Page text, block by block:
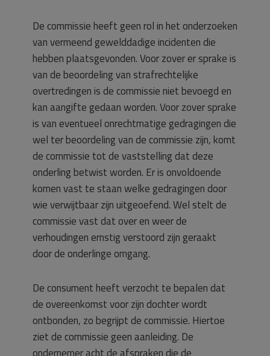
De commissie heeft geen rol in het onderzoeken
van vermeend gewelddadige incidenten die
hebben plaatsgevonden. Voor zover er sprake is
van de beoordeling van strafrechtelijke
overtredingen is de commissie niet bevoegd en
kan aangifte gedaan worden. Voor zover sprake
is van eventueel onrechtmatige gedragingen die
wel ter beoordeling van de commissie zijn, komt
de commissie tot de vaststelling dat deze
onderling betwist worden. Er is onvoldoende
komen vast te staan welke gedragingen door
wie verwijtbaar zijn uitgeoefend. Wel stelt de
commissie vast dat over en weer de
verhoudingen ernstig verstoord zijn geraakt
door de onderlinge omgang.
De consument heeft verzocht te bepalen dat
de overeenkomst voor zijn dochter wordt
ontbonden, zo begrijpt de commissie. Hiertoe
ziet de commissie geen aanleiding. De